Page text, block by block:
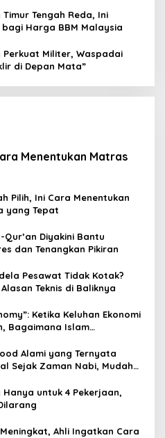
Tengah Reda, Ini
Harga BBM Malaysia
Perkuat Militer, Waspadai
di Depan Mata”
Menentukan Matras
Pilih, Ini Cara Menentukan
yang Tepat
Qur’an Diyakini Bantu
dan Tenangkan Pikiran
Pesawat Tidak Kotak?
Teknis di Baliknya
Ketika Keluhan Ekonomi
Bagaimana Islam
Alami yang Ternyata
Sejak Zaman Nabi, Mudah
untuk 4 Pekerjaan,
Ahli Ingatkan Cara